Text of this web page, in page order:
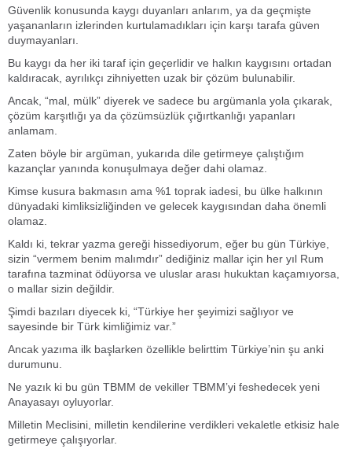
Güvenlik konusunda kaygı duyanları anlarım, ya da geçmişte
yaşananların izlerinden kurtulamadıkları için karşı tarafa güven
duymayanları.
Bu kaygı da her iki taraf için geçerlidir ve halkın kaygısını ortadan
kaldıracak, ayrılıkçı zihniyetten uzak bir çözüm bulunabilir.
Ancak, “mal, mülk” diyerek ve sadece bu argümanla yola çıkarak,
çözüm karşıtlığı ya da çözümsüzlük çığırtkanlığı yapanları
anlamam.
Zaten böyle bir argüman, yukarıda dile getirmeye çalıştığım
kazançlar yanında konuşulmaya değer dahi olamaz.
Kimse kusura bakmasın ama %1 toprak iadesi, bu ülke halkının
dünyadaki kimliksizliğinden ve gelecek kaygısından daha önemli
olamaz.
Kaldı ki, tekrar yazma gereği hissediyorum, eğer bu gün Türkiye,
sizin “vermem benim malımdır” dediğiniz mallar için her yıl Rum
tarafına tazminat ödüyorsa ve uluslar arası hukuktan kaçamıyorsa,
o mallar sizin değildir.
Şimdi bazıları diyecek ki, “Türkiye her şeyimizi sağlıyor ve
sayesinde bir Türk kimliğimiz var.”
Ancak yazıma ilk başlarken özellikle belirttim Türkiye’nin şu anki
durumunu.
Ne yazık ki bu gün TBMM de vekiller TBMM’yi feshedecek yeni
Anayasayı oyluyorlar.
Milletin Meclisini, milletin kendilerine verdikleri vekaletle etkisiz hale
getirmeye çalışıyorlar.